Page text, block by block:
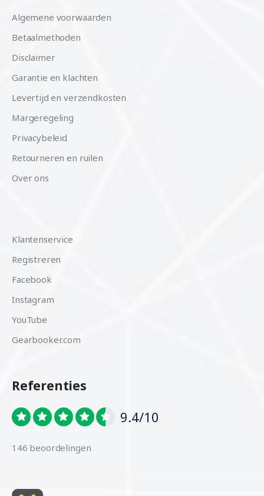
Algemene voorwaarden
Betaalmethoden
Disclaimer
Garantie en klachten
Levertijd en verzendkosten
Margeregeling
Privacybeleid
Retourneren en ruilen
Over ons
Klantenservice
Registreren
Facebook
Instagram
YouTube
Gearbooker.com
Referenties
9.4/10
146 beoordelingen